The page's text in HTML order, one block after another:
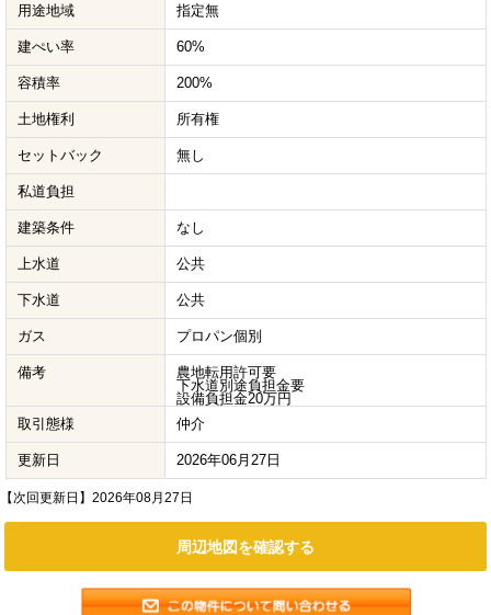
用途地域 指定無
建ぺい率 60%
容積率 200%
土地権利 所有権
セットバック 無し
私道負担
建築条件 なし
上水道 公共
下水道 公共
ガス プロパン個別
備考
農地転用許可要
下水道別途負担金要
設備負担金20万円
取引態様
仲介
更新日 2026年06月27日
【次回更新日】2026年08月27日
周辺地図を確認する